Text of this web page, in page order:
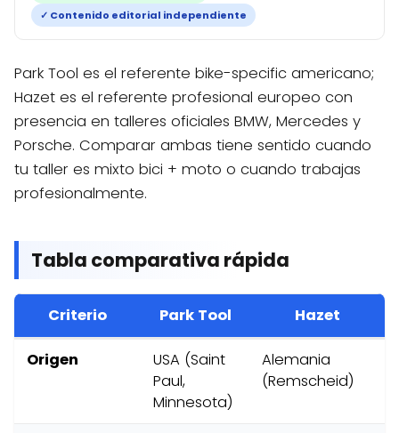
✓ Contenido editorial independiente
Park Tool es el referente bike-specific americano;
Hazet es el referente profesional europeo con
presencia en talleres oficiales BMW, Mercedes y
Porsche. Comparar ambas tiene sentido cuando
tu taller es mixto bici + moto o cuando trabajas
profesionalmente.
Tabla comparativa rápida
Criterio Park Tool Hazet
Origen
USA (Saint
Paul,
Minnesota)
Alemania
(Remscheid)